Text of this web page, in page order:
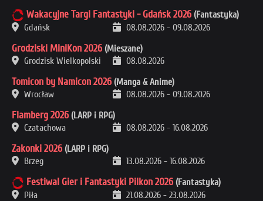
Wakacyjne Targi Fantastyki - Gdańsk 2026 (Fantastyka)
Gdańsk
08.08.2026 - 09.08.2026
Grodziski MiniKon 2026 (Mieszane)
Grodzisk Wielkopolski
08.08.2026
Tomicon by Namicon 2026 (Manga & Anime)
Wrocław
08.08.2026 - 09.08.2026
Flamberg 2026 (LARP i RPG)
Czatachowa
08.08.2026 - 16.08.2026
Zakonki 2026 (LARP i RPG)
Brzeg
13.08.2026 - 16.08.2026
Festiwal Gier i Fantastyki Pilkon 2026 (Fantastyka)
Piła
21.08.2026 - 23.08.2026